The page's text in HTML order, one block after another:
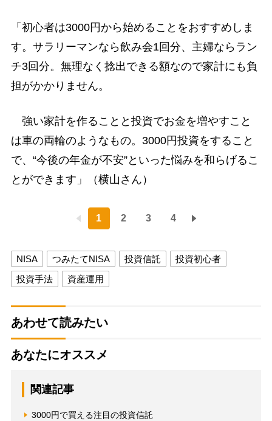
「初心者は3000円から始めることをおすすめしま
す。サラリーマンなら飲み会1回分、主婦ならラン
チ3回分。無理なく捻出できる額なので家計にも負
担がかかりません。
強い家計を作ることと投資でお金を増やすこと
は車の両輪のようなもの。3000円投資をすること
で、“今後の年金が不安”といった悩みを和らげるこ
とができます」（横山さん）
1 2 3 4
NISA つみたてNISA 投資信託
投資初心者
投資手法
資産運用
あわせて読みたい
あなたにオススメ
関連記事
3000円で買える注目の投資信託